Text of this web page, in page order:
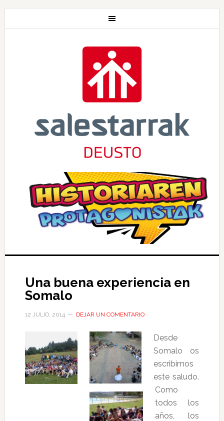
Una buena experiencia en
Somalo
12 JULIO, 2014 DEJAR UN COMENTARIO
Desde
Somalo os
escribimos
este saludo.
Como
todos los
años, los